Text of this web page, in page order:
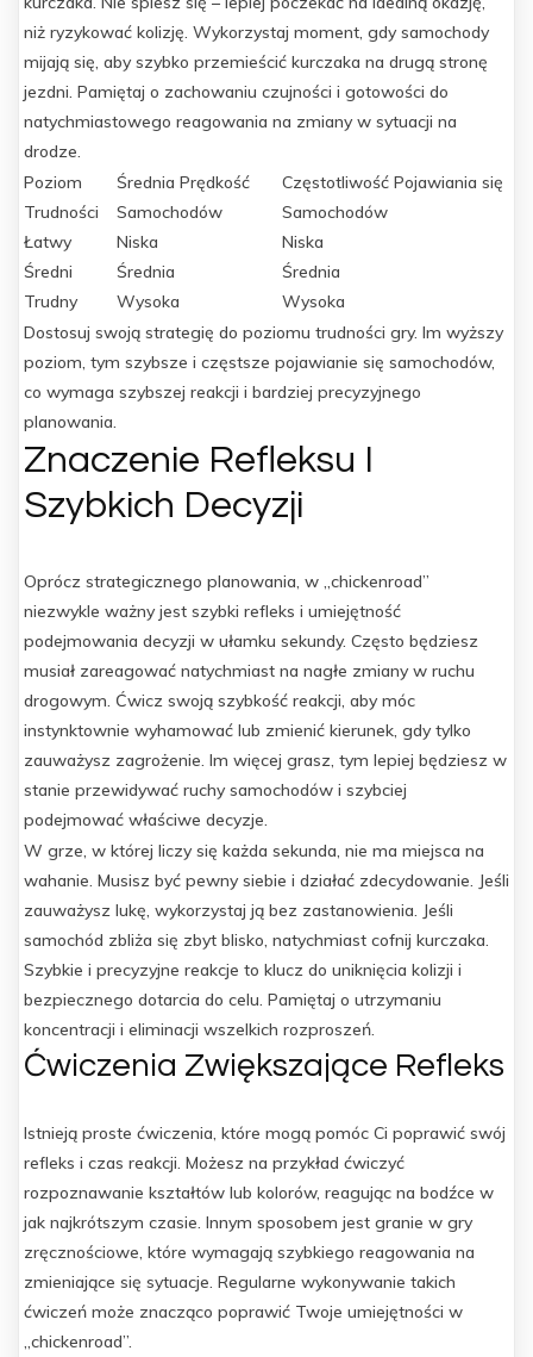
niż ryzykować kolizję. Wykorzystaj moment, gdy samochody
mijają się, aby szybko przemieścić kurczaka na drugą stronę
jezdni. Pamiętaj o zachowaniu czujności i gotowości do
natychmiastowego reagowania na zmiany w sytuacji na
drodze.
Poziom
Trudności
Średnia Prędkość
Samochodów
Częstotliwość Pojawiania się
Samochodów
Łatwy
Niska
Niska
Średni
Średnia
Średnia
Trudny
Wysoka
Wysoka
Dostosuj swoją strategię do poziomu trudności gry. Im wyższy
poziom, tym szybsze i częstsze pojawianie się samochodów,
co wymaga szybszej reakcji i bardziej precyzyjnego
planowania.
Znaczenie Refleksu I
Szybkich Decyzji
Oprócz strategicznego planowania, w „chickenroad”
niezwykle ważny jest szybki refleks i umiejętność
podejmowania decyzji w ułamku sekundy. Często będziesz
musiał zareagować natychmiast na nagłe zmiany w ruchu
drogowym. Ćwicz swoją szybkość reakcji, aby móc
instynktownie wyhamować lub zmienić kierunek, gdy tylko
zauważysz zagrożenie. Im więcej grasz, tym lepiej będziesz w
stanie przewidywać ruchy samochodów i szybciej
podejmować właściwe decyzje.
W grze, w której liczy się każda sekunda, nie ma miejsca na
wahanie. Musisz być pewny siebie i działać zdecydowanie. Jeśli
zauważysz lukę, wykorzystaj ją bez zastanowienia. Jeśli
samochód zbliża się zbyt blisko, natychmiast cofnij kurczaka.
Szybkie i precyzyjne reakcje to klucz do uniknięcia kolizji i
bezpiecznego dotarcia do celu. Pamiętaj o utrzymaniu
koncentracji i eliminacji wszelkich rozproszeń.
Ćwiczenia Zwiększające Refleks
Istnieją proste ćwiczenia, które mogą pomóc Ci poprawić swój
refleks i czas reakcji. Możesz na przykład ćwiczyć
rozpoznawanie kształtów lub kolorów, reagując na bodźce w
jak najkrótszym czasie. Innym sposobem jest granie w gry
zręcznościowe, które wymagają szybkiego reagowania na
zmieniające się sytuacje. Regularne wykonywanie takich
ćwiczeń może znacząco poprawić Twoje umiejętności w
„chickenroad”.